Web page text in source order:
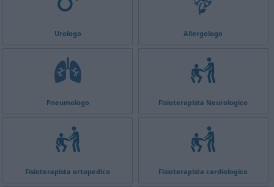
Urologo Allergologo
Pneumologo Fisioterapista Neurologico
Fisioterapista ortopedico Fisioterapista cardiologico